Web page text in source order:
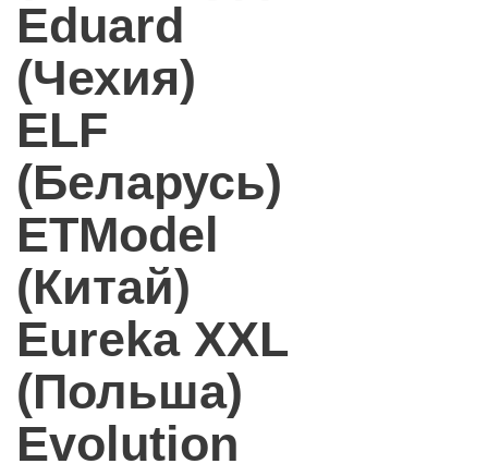
Eduard
(Чехия)
ELF
(Беларусь)
ETModel
(Китай)
Eureka XXL
(Польша)
Evolution